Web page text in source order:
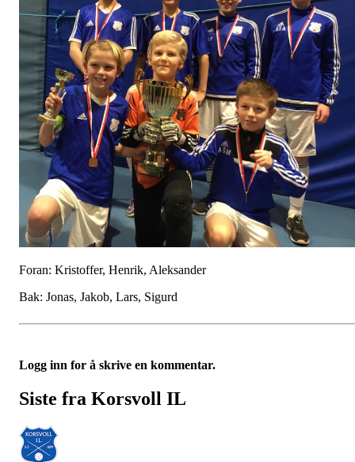
Foran: Kristoffer, Henrik, Aleksander
Bak: Jonas, Jakob, Lars, Sigurd
Logg inn for å skrive en kommentar.
Siste fra Korsvoll IL